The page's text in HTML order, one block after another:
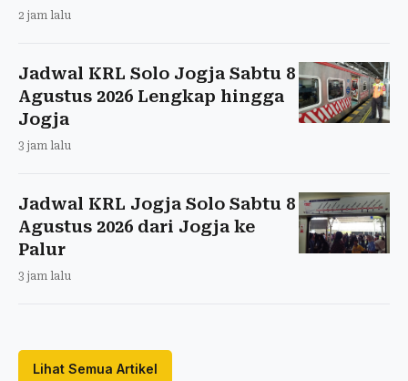
2 jam lalu
Jadwal KRL Solo Jogja Sabtu 8
Agustus 2026 Lengkap hingga
Jogja
3 jam lalu
Jadwal KRL Jogja Solo Sabtu 8
Agustus 2026 dari Jogja ke
Palur
3 jam lalu
Lihat Semua Artikel